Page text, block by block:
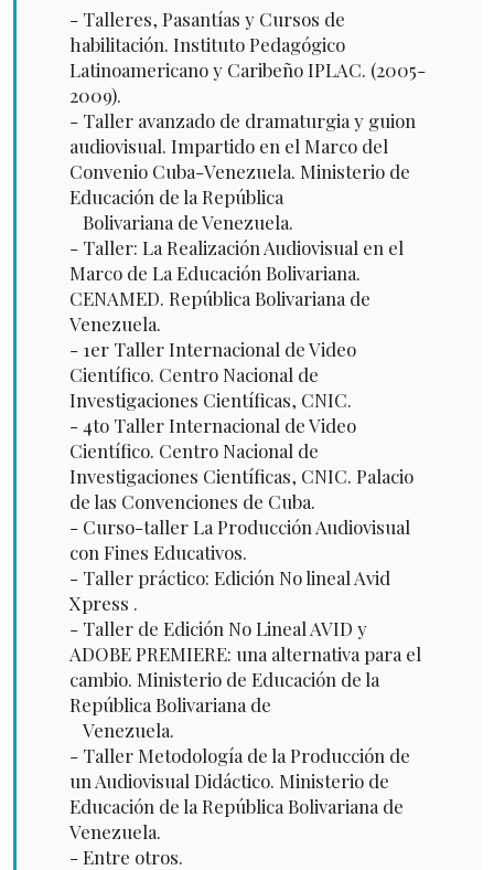
- Talleres, Pasantías y Cursos de
habilitación. Instituto Pedagógico
Latinoamericano y Caribeño IPLAC. (2005-
2009).
- Taller avanzado de dramaturgia y guion
audiovisual. Impartido en el Marco del
Convenio Cuba-Venezuela. Ministerio de
Educación de la República
Bolivariana de Venezuela.
- Taller: La Realización Audiovisual en el
Marco de La Educación Bolivariana.
CENAMED. República Bolivariana de
Venezuela.
- 1er Taller Internacional de Video
Científico. Centro Nacional de
Investigaciones Científicas, CNIC.
- 4to Taller Internacional de Video
Científico. Centro Nacional de
Investigaciones Científicas, CNIC. Palacio
de las Convenciones de Cuba.
- Curso-taller La Producción Audiovisual
con Fines Educativos.
- Taller práctico: Edición No lineal Avid
Xpress .
- Taller de Edición No Lineal AVID y
ADOBE PREMIERE: una alternativa para el
cambio. Ministerio de Educación de la
República Bolivariana de
Venezuela.
- Taller Metodología de la Producción de
un Audiovisual Didáctico. Ministerio de
Educación de la República Bolivariana de
Venezuela.
- Entre otros.